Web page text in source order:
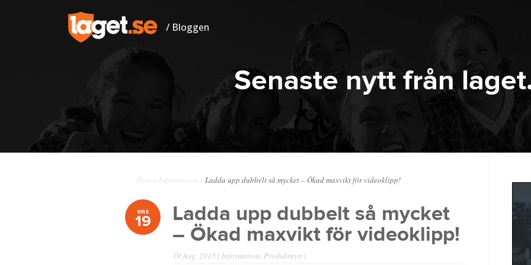
/ Bloggen
Senaste nytt från
Hem Information Ladda upp dubbelt så mycket – Ökad maxvikt för videoklipp!
ons
19 Ladda upp dubbelt så mycket
– Ökad maxvikt för videoklipp!
19 Aug, 2015 | Information, Produktnytt |